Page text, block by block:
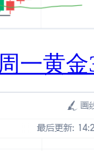
一黄金